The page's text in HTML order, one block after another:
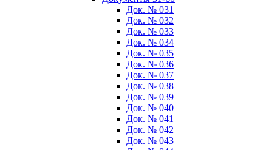
Док. № 031
Док. № 032
Док. № 033
Док. № 034
Док. № 035
Док. № 036
Док. № 037
Док. № 038
Док. № 039
Док. № 040
Док. № 041
Док. № 042
Док. № 043